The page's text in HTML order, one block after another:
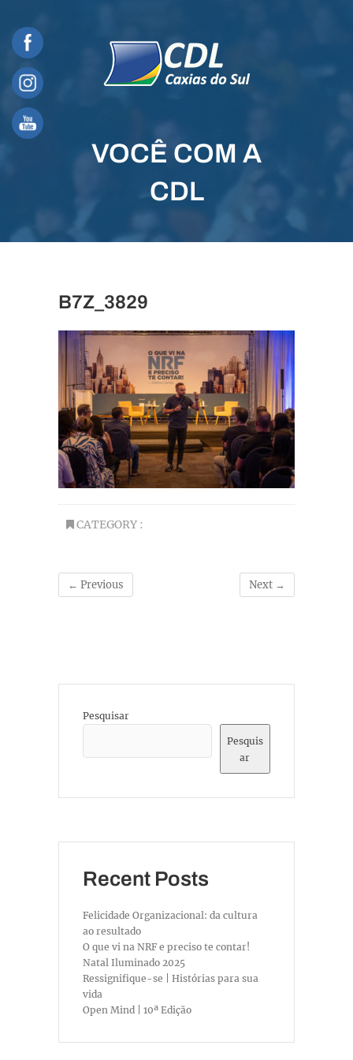
content
VOCÊ COM A
CDL
B7Z_3829
CATEGORY :
← Previous Next →
Pesquisar
Pesquis
ar
Recent Posts
Felicidade Organizacional: da cultura
ao resultado
O que vi na NRF e preciso te contar!
Natal Iluminado 2025
Ressignifique-se | Histórias para sua
vida
Open Mind | 10ª Edição